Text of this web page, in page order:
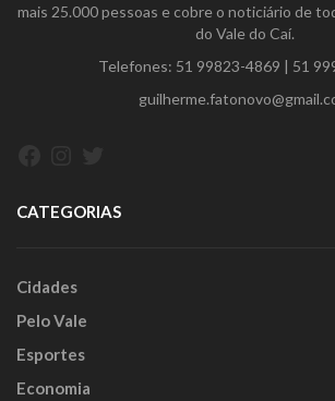
mais 25.000 pessoas e cobre o noticiário de
do Vale do Caí.
Telefones: 51 99823-4869 | 51
CATEGORIAS
Cidades
Pelo Vale
Esportes
Economia